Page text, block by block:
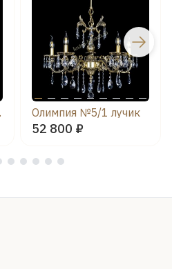
Олимпия №5/1 лучик
52 800 ₽